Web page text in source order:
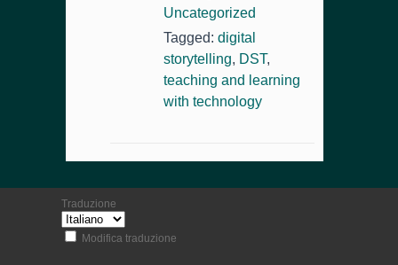
Uncategorized
Tagged: digital
storytelling, DST,
teaching and learning
with technology
Traduzione
Modifica traduzione